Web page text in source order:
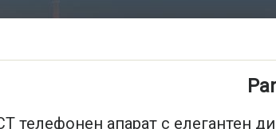
телефонен апарат с елегантен